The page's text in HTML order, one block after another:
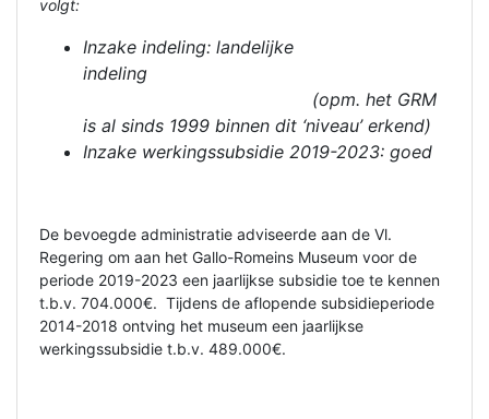
volgt:
Inzake indeling: landelijke
indeling
(opm. het GRM
is al sinds 1999 binnen dit ‘niveau’ erkend)
Inzake werkingssubsidie 2019-2023: goed
De bevoegde administratie adviseerde aan de Vl.
Regering om aan het Gallo-Romeins Museum voor de
periode 2019-2023 een jaarlijkse subsidie toe te kennen
t.b.v. 704.000€. Tijdens de aflopende subsidieperiode
2014-2018 ontving het museum een jaarlijkse
werkingssubsidie t.b.v. 489.000€.